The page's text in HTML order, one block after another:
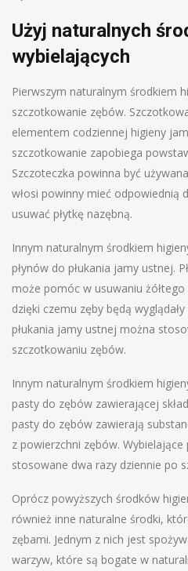
Użyj naturalnych
wybielających
Pierwszym naturalnym środkiem
szczotkowanie zębów.
elementem codziennej higieny
szczotkowanie zapobiega
Szczoteczka powinna być
włosi powinny mieć odpowiednią
usuwać płytkę nazębną.
Innym naturalnym środkiem
płynów do płukania jamy ustnej.
może pomóc w usuwaniu
dzięki czemu zęby będą
płukania jamy ustnej można
szczotkowaniu zębów.
Innym naturalnym środkiem
pasty do zębów zawierającej
pasty do zębów zawierają
z powierzchni zębów.
stosowane dwa razy dziennie po
Oprócz powyższych środków
również inne naturalne środki,
zębami. Jednym z nich jest
warzyw, które są bogate w